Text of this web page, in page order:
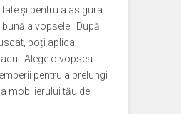
și pentru a asigura
a vopselei. După
poți aplica
Alege o vopsea
pentru a prelungi
mobilierului tău de